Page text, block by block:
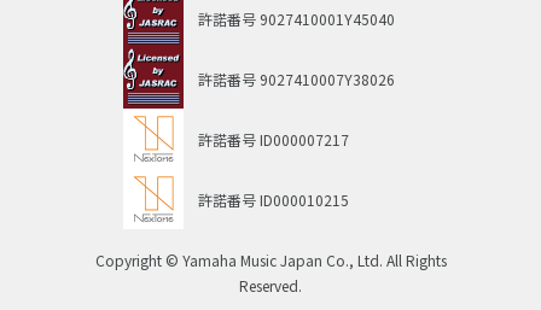
Copyright © Yamaha Music Japan Co., Ltd. All Rights
Reserved.
許諾番号 9027410001Y45040
許諾番号 9027410007Y38026
許諾番号ID000007217
許諾番号ID000010215